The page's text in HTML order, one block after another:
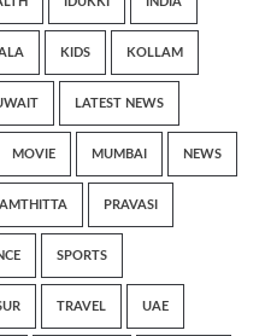
KIDS KOLLAM
LATEST NEWS
MOVIE MUMBAI NEWS
PRAVASI
SPORTS
TRAVEL UAE